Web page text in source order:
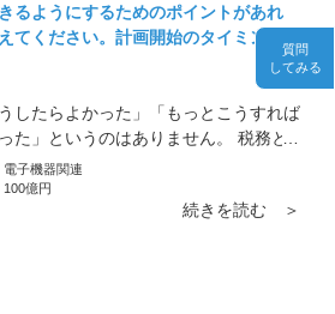
るようにするためのポイントがあれ
てください。計画開始のタイミング
うしたらよかった」「もっとこうすれば
た」というのはありません。 税務と
いったものは税理士先生などと打ち合
しながら進めればいいです。
電子機器関連
100億円
続きを読む ＞
質問
してみる